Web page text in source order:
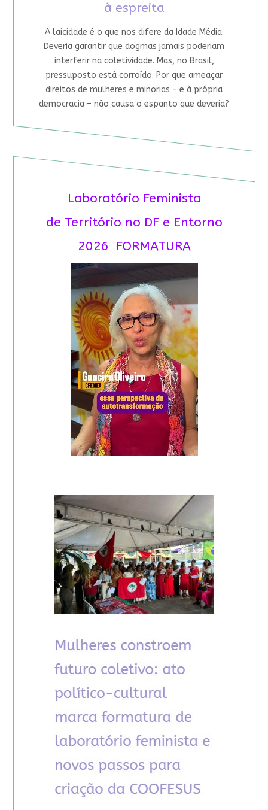
à espreita
A laicidade é o que nos difere da Idade Média.
Deveria garantir que dogmas jamais poderiam
interferir na coletividade. Mas, no Brasil,
pressuposto está corroído. Por que ameaçar
direitos de mulheres e minorias – e à própria
democracia – não causa o espanto que deveria?
Laboratório Feminista
de Território no DF e Entorno
2026 FORMATURA